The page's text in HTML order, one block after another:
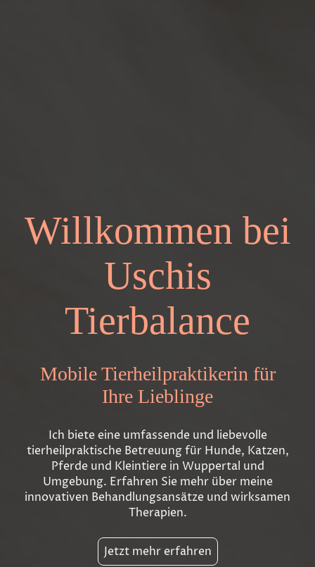
Willkommen bei
Uschis
Tierbalance
Mobile Tierheilpraktikerin für
Ihre Lieblinge
Ich biete eine umfassende und liebevolle
tierheilpraktische Betreuung für Hunde, Katzen,
Pferde und Kleintiere in Wuppertal und
Umgebung. Erfahren Sie mehr über meine
innovativen Behandlungsansätze und wirksamen
Therapien.
Jetzt mehr erfahren